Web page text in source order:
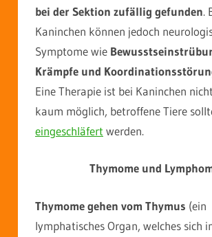
bei der Sektion zufällig gefunden.
Kaninchen können jedoch
Symptome wie
Krämpfe und
Eine Therapie ist bei Kaninchen
kaum möglich, betroffene Tiere
eingeschläfert werden.
Thymome und
Thymome gehen vom Thymus (ein
lymphatisches Organ, welches sich